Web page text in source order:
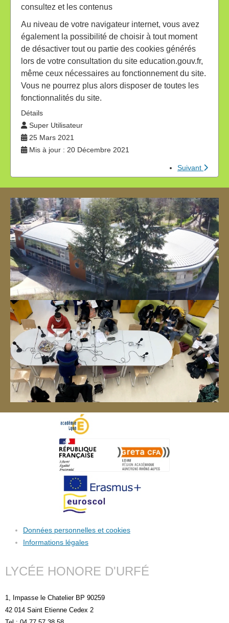
consultez et les contenus
Au niveau de votre navigateur internet, vous avez
également la possibilité de choisir à tout moment
de désactiver tout ou partie des cookies générés
lors de votre consultation du site education.gouv.fr,
même ceux nécessaires au fonctionnement du site.
Vous ne pourrez plus alors disposer de toutes les
fonctionnalités du site.
Détails
Super Utilisateur
25 Mars 2021
Mis à jour : 20 Décembre 2021
Suivant
Données personnelles et cookies
Informations légales
LYCÉE HONORE D'URFÉ
1, Impasse le Chatelier BP 90259
42 014 Saint Etienne Cedex 2